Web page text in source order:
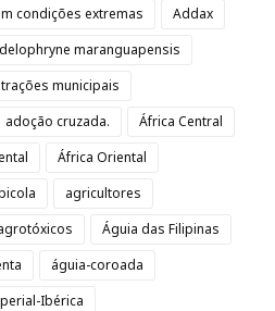
condições extremas
Addax
maranguapensis
municipais
adoção cruzada.
África Central
África Oriental
agricultores
Águia das Filipinas
águia-coroada
Ibérica